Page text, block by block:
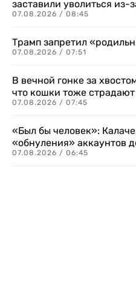
заставили уволиться из-
07.08.2026 / 08:45
Трамп запретил
07.08.2026 / 07:51
В вечной гонке за
что кошки тоже
07.08.2026 / 07:45
«Был бы человек»:
«обнуления» аккаунтов
07.08.2026 / 06:45